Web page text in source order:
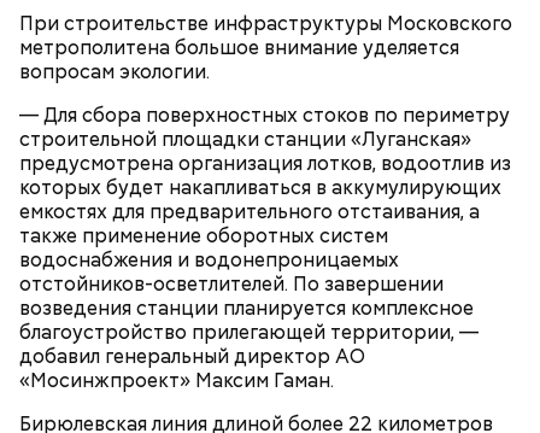
При строительстве инфраструктуры Московского
метрополитена большое внимание уделяется
вопросам экологии.
— Для сбора поверхностных стоков по периметру
строительной площадки станции «Луганская»
предусмотрена организация лотков, водоотлив из
которых будет накапливаться в аккумулирующих
емкостях для предварительного отстаивания, а
также применение оборотных систем
водоснабжения и водонепроницаемых
отстойников-осветлителей. По завершении
возведения станции планируется комплексное
благоустройство прилегающей территории, —
добавил генеральный директор АО
«Мосинжпроект» Максим Гаман.
Бирюлевская линия длиной более 22 километров
Как узнать, что здание включено в
программу реновации